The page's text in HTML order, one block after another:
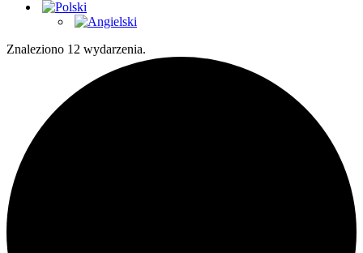
Znaleziono 12 wydarzenia.